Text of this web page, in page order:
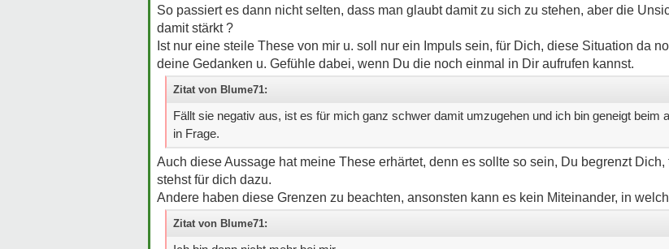
So passiert es dann nicht selten, dass man glaubt damit zu sich zu stehen, aber die
damit stärkt ?
Ist nur eine steile These von mir u. soll nur ein Impuls sein, für Dich, diese Situation da
deine Gedanken u. Gefühle dabei, wenn Du die noch einmal in Dir aufrufen kannst.
Zitat von Blume71:
Fällt sie negativ aus, ist es für mich ganz schwer damit umzugehen und ich bin geneigt beim
in Frage.
Auch diese Aussage hat meine These erhärtet, denn es sollte so sein, Du begrenzt
stehst für dich dazu.
Andere haben diese Grenzen zu beachten, ansonsten kann es kein Miteinander, in
Zitat von Blume71: